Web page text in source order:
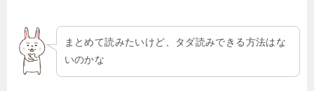
まとめて読みたいけど、タダ読みできる方法はな
いのかな